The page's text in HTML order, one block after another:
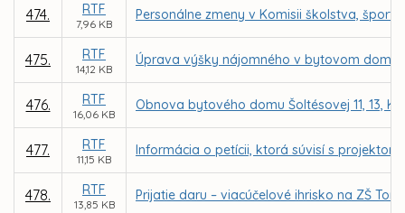
474. RTF
7,96 KB
Personálne zmeny v Komisii školstva,
475. RTF
14,12 KB
Úprava výšky nájomného v bytovom dome
476. RTF
16,06 KB
Obnova bytového domu Šoltésovej 11, 13,
477. RTF
11,15 KB
Informácia o petícii, ktorá súvisí s
478. RTF
13,85 KB
Prijatie daru – viacúčelové ihrisko na ZŠ